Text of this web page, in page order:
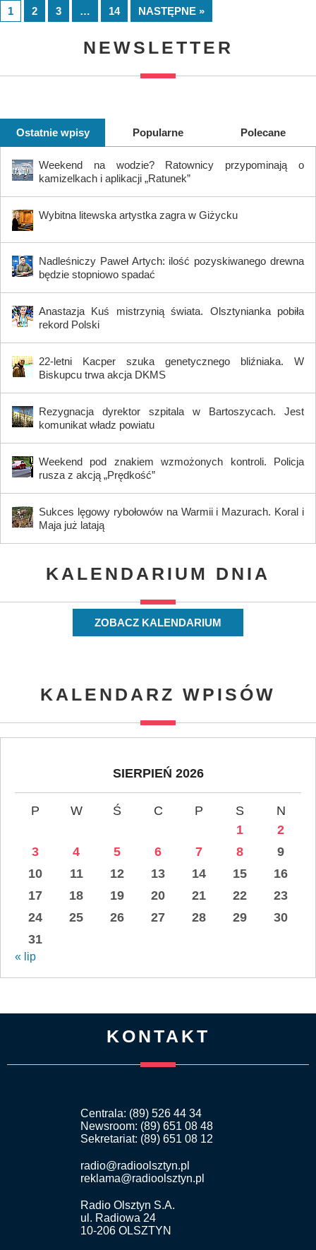
1 2 3 … 14 NASTĘPNE »
NEWSLETTER
Ostatnie wpisy Popularne Polecane
Weekend na wodzie? Ratownicy przypominają o
kamizelkach i aplikacji „Ratunek”
Wybitna litewska artystka zagra w Giżycku
Nadleśniczy Paweł Artych: ilość pozyskiwanego drewna
będzie stopniowo spadać
Anastazja Kuś mistrzynią świata. Olsztynianka pobiła
rekord Polski
22-letni Kacper szuka genetycznego bliźniaka. W
Biskupcu trwa akcja DKMS
Rezygnacja dyrektor szpitala w Bartoszycach. Jest
komunikat władz powiatu
Weekend pod znakiem wzmożonych kontroli. Policja
rusza z akcją „Prędkość”
Sukces lęgowy rybołowów na Warmii i Mazurach. Koral i
Maja już latają
KALENDARIUM DNIA
ZOBACZ KALENDARIUM
KALENDARZ WPISÓW
SIERPIEŃ 2026
P W Ś C P S
N
1
2
3
4 5 6 7 8
9
10
11 12 13 14 15
16
17
18 19 20 21 22
23
24
25 26 27 28 29
30
31
« lip
KONTAKT
Centrala: (89) 526 44 34
Newsroom: (89) 651 08 48
Sekretariat: (89) 651 08 12
radio@radioolsztyn.pl
reklama@radioolsztyn.pl
Radio Olsztyn S.A.
ul. Radiowa 24
10-206 OLSZTYN